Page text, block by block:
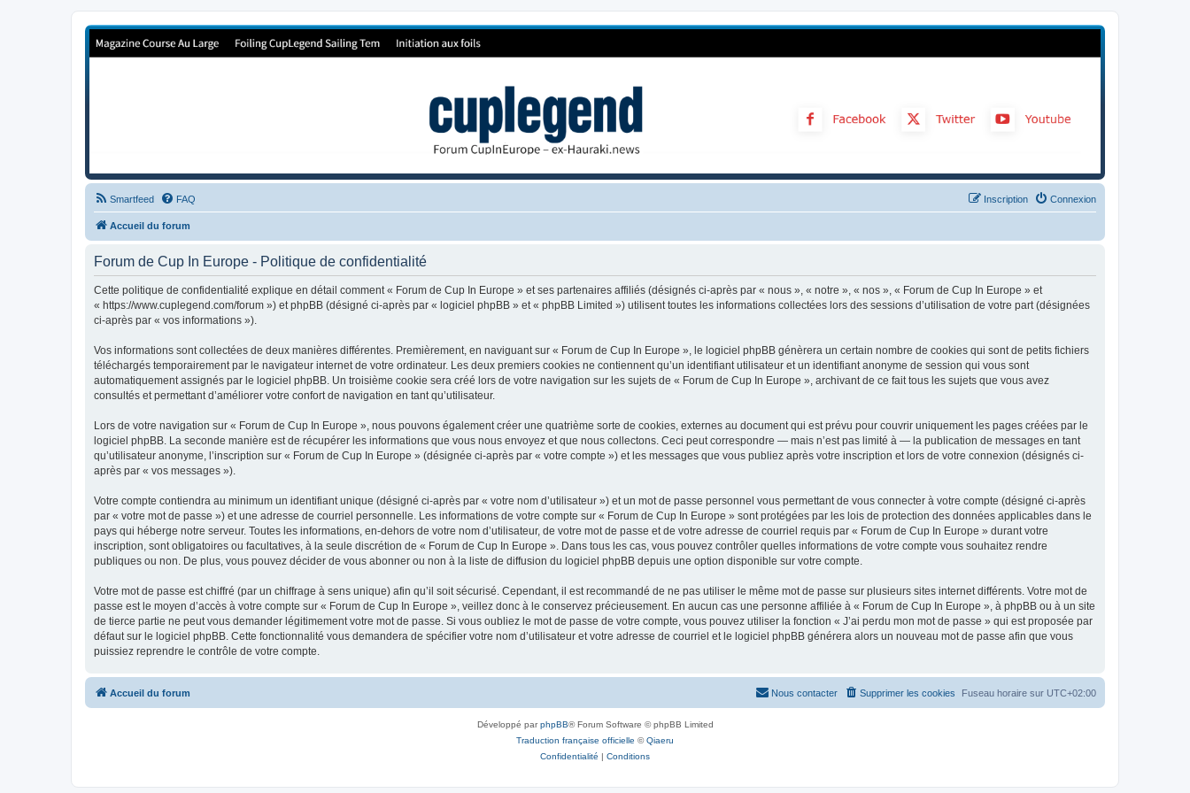
Forum de Cup In Europe
Smartfeed FAQ Connexion
Inscription
Accueil du forum
Forum de Cup In Europe - Politique de confidentialité
Cette politique de confidentialité explique en détail comment « Forum de Cup In Europe » et ses partenaires affiliés (désignés ci-après par « nous », « notre », « nos », « Forum de Cup In Europe » et
« https://www.cuplegend.com/forum ») et phpBB (désigné ci-après par « logiciel phpBB » et « phpBB Limited ») utilisent toutes les informations collectées lors des sessions d’utilisation de votre part (désignées
ci-après par « vos informations »).
Vos informations sont collectées de deux manières différentes. Premièrement, en naviguant sur « Forum de Cup In Europe », le logiciel phpBB génèrera un certain nombre de cookies qui sont de petits fichiers
téléchargés temporairement par le navigateur internet de votre ordinateur. Les deux premiers cookies ne contiennent qu’un identifiant utilisateur et un identifiant anonyme de session qui vous sont
automatiquement assignés par le logiciel phpBB. Un troisième cookie sera créé lors de votre navigation sur les sujets de « Forum de Cup In Europe », archivant de ce fait tous les sujets que vous avez
consultés et permettant d’améliorer votre confort de navigation en tant qu’utilisateur.
Lors de votre navigation sur « Forum de Cup In Europe », nous pouvons également créer une quatrième sorte de cookies, externes au document qui est prévu pour couvrir uniquement les pages créées par le
logiciel phpBB. La seconde manière est de récupérer les informations que vous nous envoyez et que nous collectons. Ceci peut correspondre — mais n’est pas limité à — la publication de messages en tant
qu’utilisateur anonyme, l’inscription sur « Forum de Cup In Europe » (désignée ci-après par « votre compte ») et les messages que vous publiez après votre inscription et lors de votre connexion (désignés ci-
après par « vos messages »).
Votre compte contiendra au minimum un identifiant unique (désigné ci-après par « votre nom d’utilisateur ») et un mot de passe personnel vous permettant de vous connecter à votre compte (désigné ci-après
par « votre mot de passe ») et une adresse de courriel personnelle. Les informations de votre compte sur « Forum de Cup In Europe » sont protégées par les lois de protection des données applicables dans le
pays qui héberge notre serveur. Toutes les informations, en-dehors de votre nom d’utilisateur, de votre mot de passe et de votre adresse de courriel requis par « Forum de Cup In Europe » durant votre
inscription, sont obligatoires ou facultatives, à la seule discrétion de « Forum de Cup In Europe ». Dans tous les cas, vous pouvez contrôler quelles informations de votre compte vous souhaitez rendre
publiques ou non. De plus, vous pouvez décider de vous abonner ou non à la liste de diffusion du logiciel phpBB depuis une option disponible sur votre compte.
Votre mot de passe est chiffré (par un chiffrage à sens unique) afin qu’il soit sécurisé. Cependant, il est recommandé de ne pas utiliser le même mot de passe sur plusieurs sites internet différents. Votre mot de
passe est le moyen d’accès à votre compte sur « Forum de Cup In Europe », veillez donc à le conservez précieusement. En aucun cas une personne affiliée à « Forum de Cup In Europe », à phpBB ou à un site
de tierce partie ne peut vous demander légitimement votre mot de passe. Si vous oubliez le mot de passe de votre compte, vous pouvez utiliser la fonction « J’ai perdu mon mot de passe » qui est proposée par
défaut sur le logiciel phpBB. Cette fonctionnalité vous demandera de spécifier votre nom d’utilisateur et votre adresse de courriel et le logiciel phpBB générera alors un nouveau mot de passe afin que vous
puissiez reprendre le contrôle de votre compte.
Accueil du forum Fuseau horaire sur UTC+02:00
Supprimer les cookies
Nous contacter
Développé parphpBB® Forum Software © phpBB Limited
Traduction française officielle ©Qiaeru
Confidentialité | Conditions